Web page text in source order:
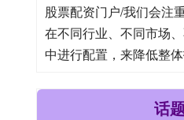
股票配资门户/我们会注
在不同行业、不同市场
中进行配置，来降低整体
话